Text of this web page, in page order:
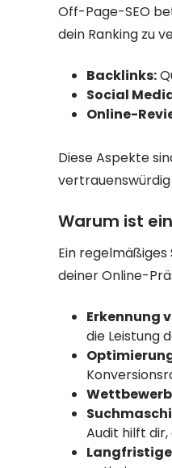
Off-Page-SEO
dein Ranking zu
Backlinks:
Social
Online-
Diese Aspekte
vertrauenswürdig
Warum ist
Ein
deiner Online-
Erkennung
die Leistung
Audit hilft